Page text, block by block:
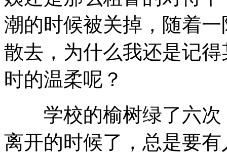
潮的时候被关掉，随着
散去，为什么我还是记
时的温柔呢？
学校的榆树绿了六次
离开的时候了，总是要